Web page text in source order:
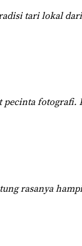
tari lokal
pecinta
rasanya